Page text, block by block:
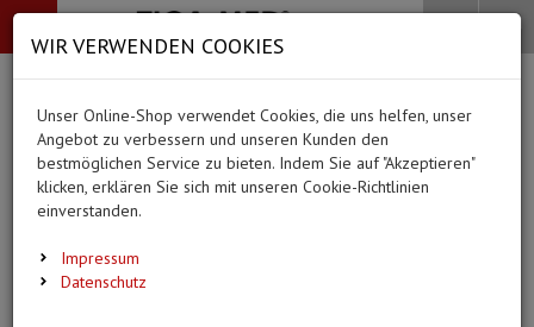
-->
Bekleidung
Alle Kategorien
BEKLEIDUNG
Medizinische Hilfsmittel
Alle Kategorien
MEDIZINISCHE
Ergebnisse)
Pflege & Alltag
Alle Kategorien
PFLEGE & ALLTAG (66 Ergebnisse)
Alle anzeigen
Waschhandschuhe
Alle Kategorien
DIAGNOSTIK &
Ihr Warenkorb ist momentan leer.
Ergebnisse () Fertig
Menü Search
WIR VERWENDEN COOKIES
Unser Online-Shop verwendet Cookies, die uns helfen, unser
Angebot zu verbessern und unseren Kunden den
bestmöglichen Service zu bieten. Indem Sie auf "Akzeptieren"
klicken, erklären Sie sich mit unseren Cookie-Richtlinien
einverstanden.
Impressum
Datenschutz